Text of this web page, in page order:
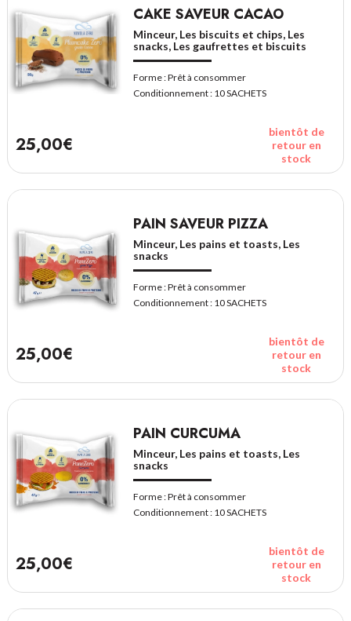
CAKE SAVEUR CACAO
Minceur, Les biscuits et chips, Les
snacks, Les gaufrettes et biscuits
Forme :Prêt à consommer
Conditionnement : 10 SACHETS
25,00€
bientôt de
retour en
stock
PAIN SAVEUR PIZZA
Minceur, Les pains et toasts, Les
snacks
Forme :Prêt à consommer
Conditionnement : 10 SACHETS
25,00€
bientôt de
retour en
stock
PAIN CURCUMA
Minceur, Les pains et toasts, Les
snacks
Forme :Prêt à consommer
Conditionnement : 10 SACHETS
25,00€
bientôt de
retour en
stock